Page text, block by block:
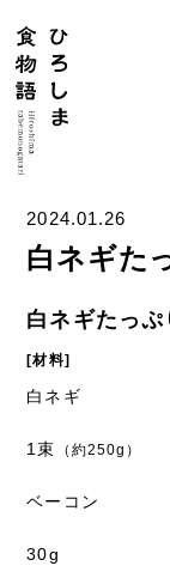
2024.01.26
白ネギた
白ネギたっ
[材料]
白ネギ
1束 （約250g）
ベーコン
30g